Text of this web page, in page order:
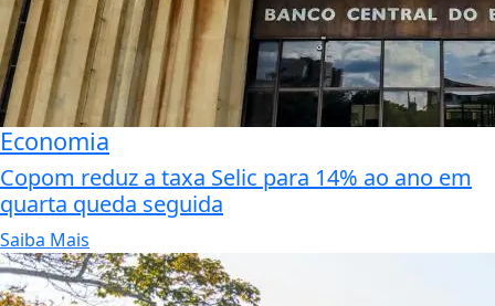
Economia
Copom reduz a taxa Selic para 14% ao ano em
quarta queda seguida
Saiba Mais